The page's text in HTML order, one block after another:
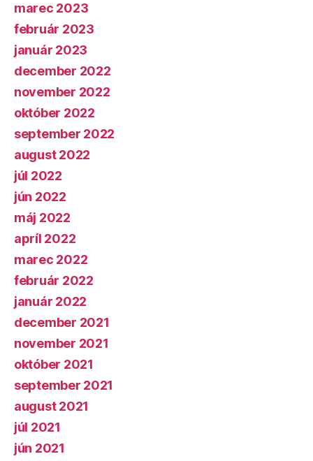
marec 2023
február 2023
január 2023
december 2022
november 2022
október 2022
september 2022
august 2022
júl 2022
jún 2022
máj 2022
apríl 2022
marec 2022
február 2022
január 2022
december 2021
november 2021
október 2021
september 2021
august 2021
júl 2021
jún 2021